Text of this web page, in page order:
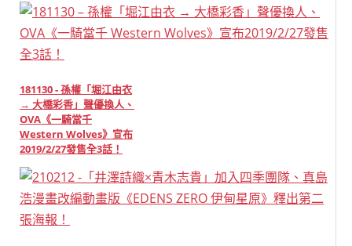
181130 - 孫權「堀江由衣
→ 大橋彩香」聲優換人、
OVA《一騎當千
Western Wolves》宣布
2019/2/27發售全3話！